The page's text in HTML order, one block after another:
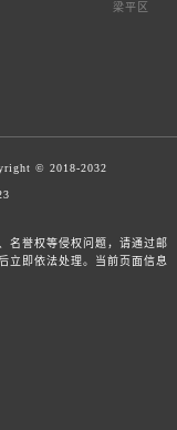
梁平区
© 2018-2032
名誉权等侵权问题，请通过邮
立即依法处理。当前页面信息